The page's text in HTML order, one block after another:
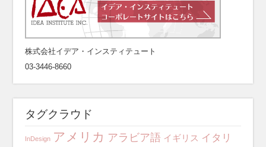
株式会社イデア・インスティテュート
03-3446-8660
タグクラウド
InDesign アメリカ アラビア語 イギリス イタリ